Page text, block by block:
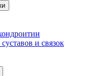
и связок